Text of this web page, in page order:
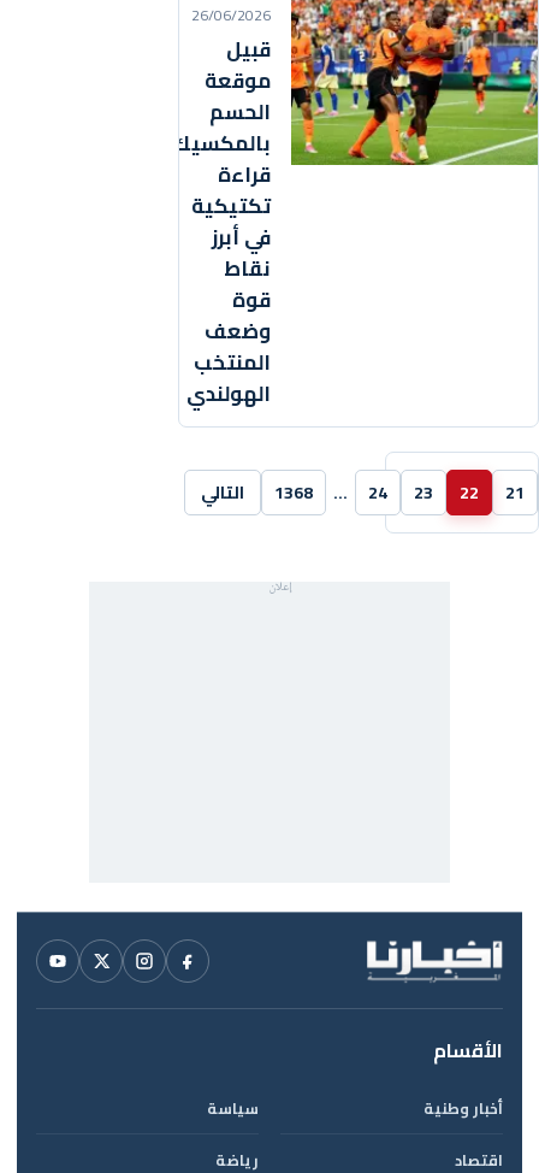
26/06/2026
قبيل
موقعة
الحسم
بالمكسيك..
قراءة
تكتيكية
في أبرز
نقاط
قوة
وضعف
المنتخب
الهولندي
21
22
23
24
…
1368 التالي
الأقسام
أخبار وطنية
سياسة
اقتصاد
رياضة